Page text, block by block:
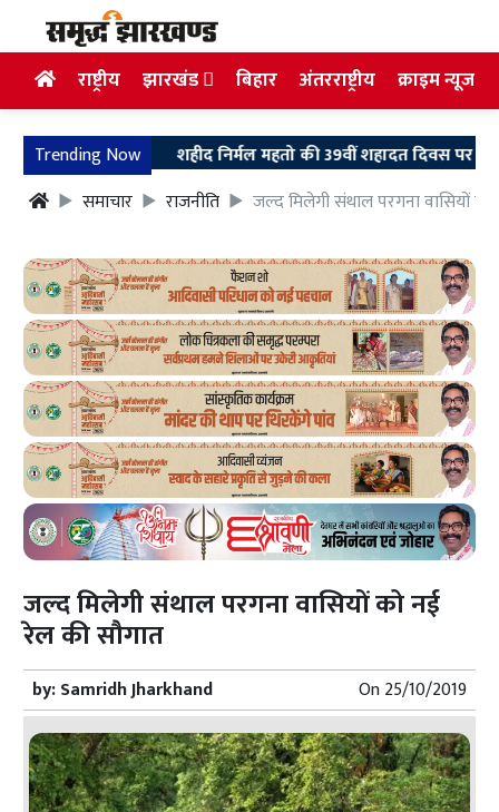
राष्ट्रीय झारखंड बिहार अंतरराष्ट्रीय क्राइम न्यूज
Trending Nowशहीद निर्मल महतो की 39वीं शहादत दिवस पर उलियान
समाचार
राजनीति जल्द मिलेगी संथाल परगना वासियों
जल्द मिलेगी संथाल परगना वासियों को नई
रेल की सौगात
by:Samridh Jharkhand On25/10/2019